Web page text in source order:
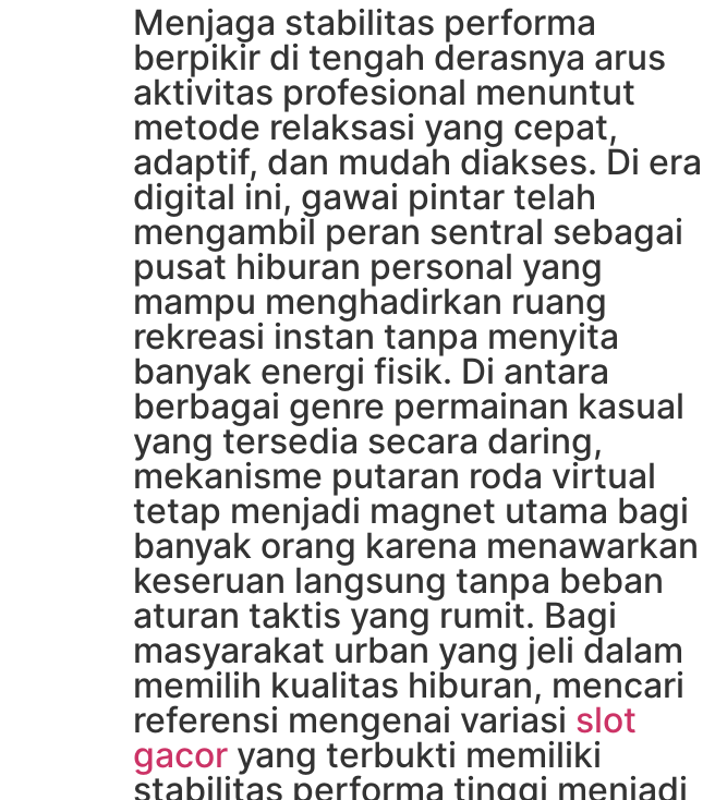
Menjaga stabilitas performa
berpikir di tengah derasnya arus
aktivitas profesional menuntut
metode relaksasi yang cepat,
adaptif, dan mudah diakses. Di era
digital ini, gawai pintar telah
mengambil peran sentral sebagai
pusat hiburan personal yang
mampu menghadirkan ruang
rekreasi instan tanpa menyita
banyak energi fisik. Di antara
berbagai genre permainan kasual
yang tersedia secara daring,
mekanisme putaran roda virtual
tetap menjadi magnet utama bagi
banyak orang karena menawarkan
keseruan langsung tanpa beban
aturan taktis yang rumit. Bagi
masyarakat urban yang jeli dalam
memilih kualitas hiburan, mencari
referensi mengenai variasi slot
gacor yang terbukti memiliki
stabilitas performa tinggi menjadi